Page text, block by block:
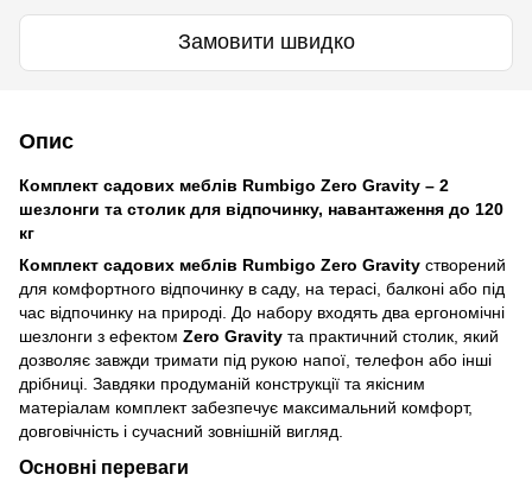
Замовити швидко
Опис
Комплект садових меблів Rumbigo Zero Gravity – 2
шезлонги та столик для відпочинку, навантаження до 120
кг
Комплект садових меблів Rumbigo Zero Gravity створений
для комфортного відпочинку в саду, на терасі, балконі або під
час відпочинку на природі. До набору входять два ергономічні
шезлонги з ефектом Zero Gravity та практичний столик, який
дозволяє завжди тримати під рукою напої, телефон або інші
дрібниці. Завдяки продуманій конструкції та якісним
матеріалам комплект забезпечує максимальний комфорт,
довговічність і сучасний зовнішній вигляд.
Основні переваги